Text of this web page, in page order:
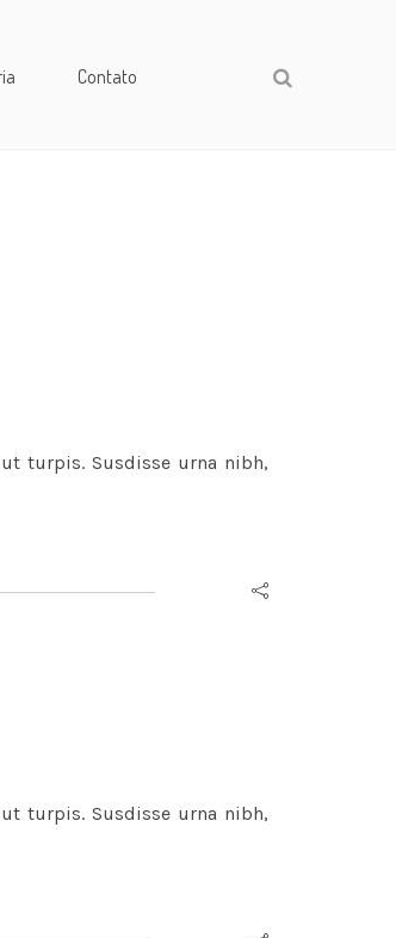
Contato
turpis. Susdisse urna nibh,
turpis. Susdisse urna nibh,